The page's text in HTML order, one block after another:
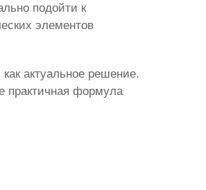
подойти к
элементов
актуальное решение.
практичная формула